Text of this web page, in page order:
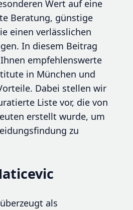
Wert auf eine
Beratung, günstige
einen verlässlichen
In diesem Beitrag
empfehlenswerte
in München und
Dabei stellen wir
Liste vor, die von
erstellt wurde, um
zu
als